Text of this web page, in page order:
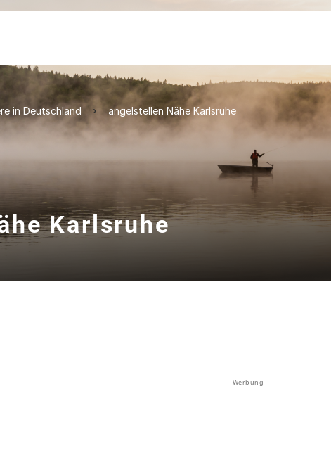
in Deutschland angelstellen Nähe Karlsruhe
Karlsruhe
Werbung